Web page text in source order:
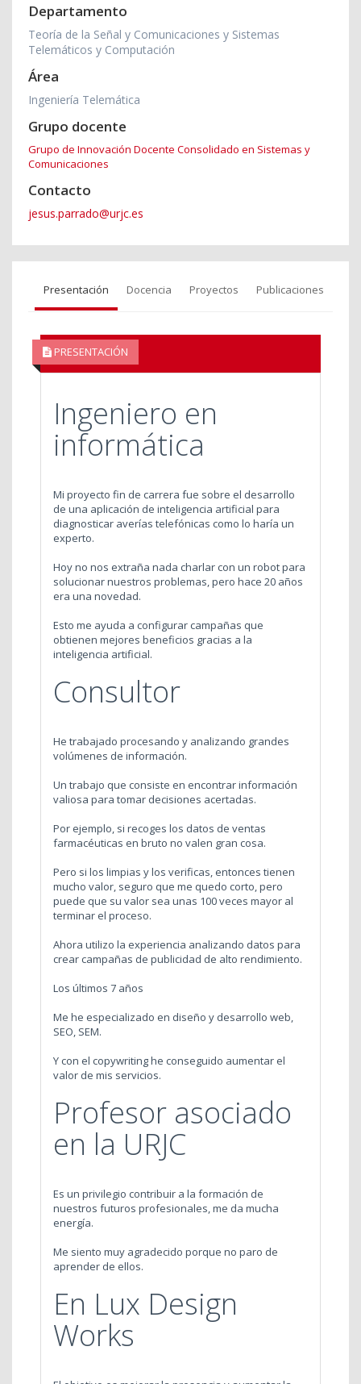
Departamento
Teoría de la Señal y Comunicaciones y Sistemas
Telemáticos y Computación
Área
Ingeniería Telemática
Grupo docente
Grupo de Innovación Docente Consolidado en Sistemas y
Comunicaciones
Contacto
jesus.parrado@urjc.es
Presentación Docencia Proyectos Publicaciones
PRESENTACIÓN
Ingeniero en
informática
Mi proyecto fin de carrera fue sobre el desarrollo
de una aplicación de inteligencia artificial para
diagnosticar averías telefónicas como lo haría un
experto.
Hoy no nos extraña nada charlar con un robot para
solucionar nuestros problemas, pero hace 20 años
era una novedad.
Esto me ayuda a configurar campañas que
obtienen mejores beneficios gracias a la
inteligencia artificial.
Consultor
He trabajado procesando y analizando grandes
volúmenes de información.
Un trabajo que consiste en encontrar información
valiosa para tomar decisiones acertadas.
Por ejemplo, si recoges los datos de ventas
farmacéuticas en bruto no valen gran cosa.
Pero si los limpias y los verificas, entonces tienen
mucho valor, seguro que me quedo corto, pero
puede que su valor sea unas 100 veces mayor al
terminar el proceso.
Ahora utilizo la experiencia analizando datos para
crear campañas de publicidad de alto rendimiento.
Los últimos 7 años
Me he especializado en diseño y desarrollo web,
SEO, SEM.
Y con el copywriting he conseguido aumentar el
valor de mis servicios.
Profesor asociado
en la URJC
Es un privilegio contribuir a la formación de
nuestros futuros profesionales, me da mucha
energía.
Me siento muy agradecido porque no paro de
aprender de ellos.
En Lux Design
Works